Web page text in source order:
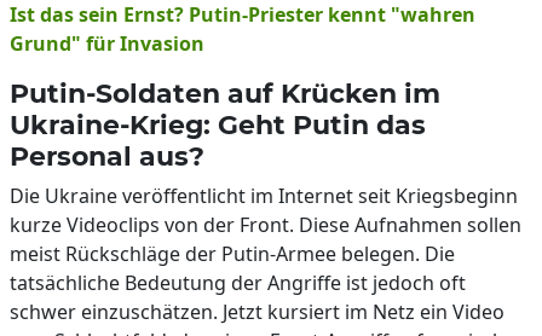
Ist das sein Ernst? Putin-Priester kennt "wahren
Grund" für Invasion
Putin-Soldaten auf Krücken im
Ukraine-Krieg: Geht Putin das
Personal aus?
Die Ukraine veröffentlicht im Internet seit Kriegsbeginn
kurze Videoclips von der Front. Diese Aufnahmen sollen
meist Rückschläge der Putin-Armee belegen. Die
tatsächliche Bedeutung der Angriffe ist jedoch oft
schwer einzuschätzen. Jetzt kursiert im Netz ein Video